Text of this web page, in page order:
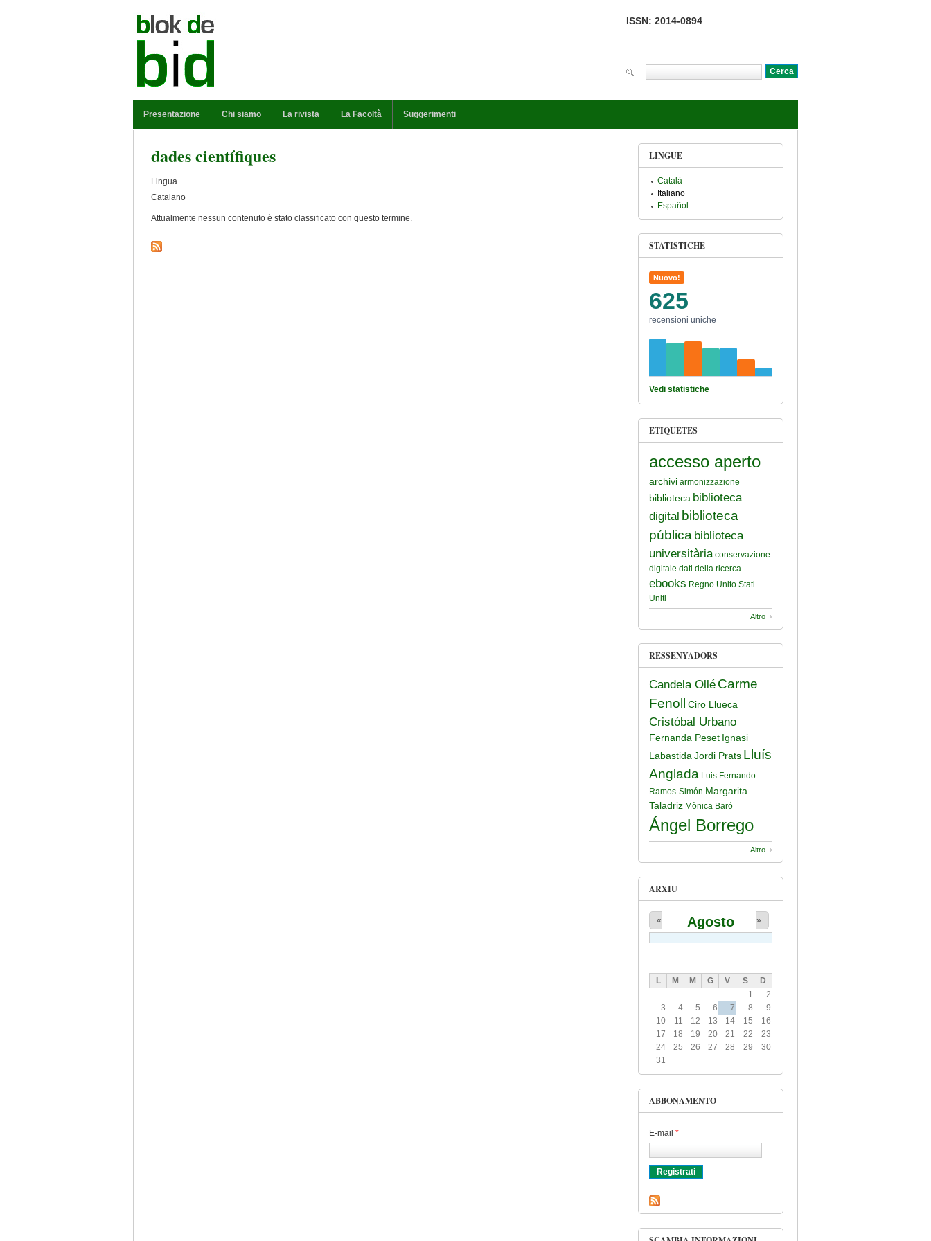
ISSN: 2014-0894
Presentazione Chi siamo La rivista La Facoltà Suggerimenti
dades científiques
Lingua
Catalano
Attualmente nessun contenuto è stato classificato con questo termine.
LINGUE
Català
Italiano
Español
STATISTICHE
Nuovo!
625
recensioni uniche
Vedi statistiche
ETIQUETES
accesso aperto
archivi armonizzazione
biblioteca biblioteca
digital biblioteca
pública biblioteca
universitària conservazione
digitale dati della ricerca
ebooks Regno Unito Stati
Uniti
Altro
RESSENYADORS
Candela Ollé Carme
Fenoll
Ciro Llueca
Cristóbal Urbano
Fernanda Peset Ignasi
Labastida Jordi Prats Lluís
Anglada Luis Fernando
Ramos-Simón Margarita
Taladriz Mònica Baró
Ángel Borrego
Altro
ARXIU
Agosto
« »
L M M G V S
D
1
2
3
4 5 6 7 8
9
10
11 12 13 14 15
16
17
18 19 20 21 22
23
24
25 26 27 28 29
30
31
ABBONAMENTO
E-mail *